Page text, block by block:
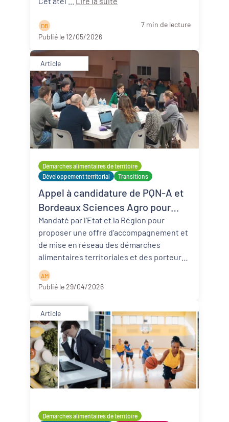
Date de publication
D B
7 min de lecture
Publié le 12/05/2026
Article
Démarches alimentaires de territoire
Développement territorial
Transitions
Appel à candidature de PQN-A et
Bordeaux Sciences Agro pour
être accompagné sur une
démarche alimentaire de
territoire
Mandaté par l’Etat et la Région pour
proposer une offre d’accompagnement et
de mise en réseau des démarches
alimentaires territoriales et des porteurs
A M
Publié le 29/04/2026
Article
Démarches alimentaires de territoire